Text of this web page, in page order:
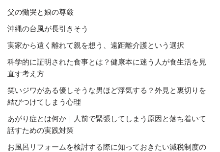
父の慟哭と娘の尊厳
沖縄の台風が長引きそう
実家から遠く離れて親を想う、遠距離介護という選択
科学的に証明された食事とは？健康本に迷う人が食生活を見
直す考え方
笑いジワがある優しそうな男ほど浮気する？外見と裏切りを
結びつけてしまう心理
あがり症とは何か｜人前で緊張してしまう原因と落ち着いて
話すための実践対策
お風呂リフォームを検討する際に知っておきたい減税制度の